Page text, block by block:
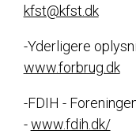
kfst@kfst.dk
-Yderligere
www.forbrug.dk
-FDIH -
-www.fdih.dk/